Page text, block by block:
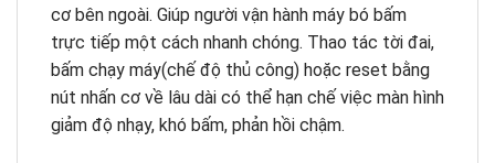
cơ bên ngoài. Giúp người vận hành máy bó bấm
trực tiếp một cách nhanh chóng. Thao tác tời đai,
bấm chạy máy(chế độ thủ công) hoặc reset bằng
nút nhấn cơ về lâu dài có thể hạn chế việc màn hình
giảm độ nhạy, khó bấm, phản hồi chậm.